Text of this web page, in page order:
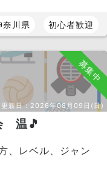
奈川県 初心者歓迎
募集中
更新日： 2026年08月09日(日)
温🎵
、レベル、ジャン